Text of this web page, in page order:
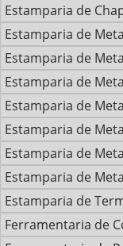
Estamparia de
Estamparia de
Estamparia de
Estamparia de
Estamparia de
Estamparia de
Estamparia de
Estamparia de
Estamparia de
Ferramentaria de